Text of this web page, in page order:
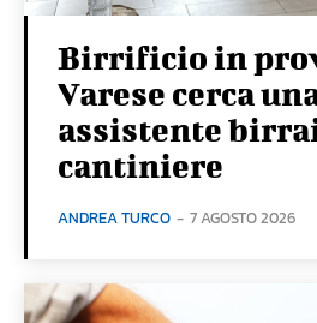
Birrificio in
Varese cerca
assistente
cantiniere
ANDREA TURCO - 7 AGOSTO 2026